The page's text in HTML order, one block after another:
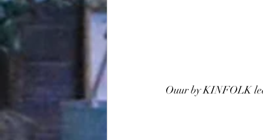
Ouur by KINFOLK